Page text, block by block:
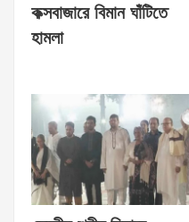
কক্সবাজারে বিমান ঘাঁটিতে
হামলা